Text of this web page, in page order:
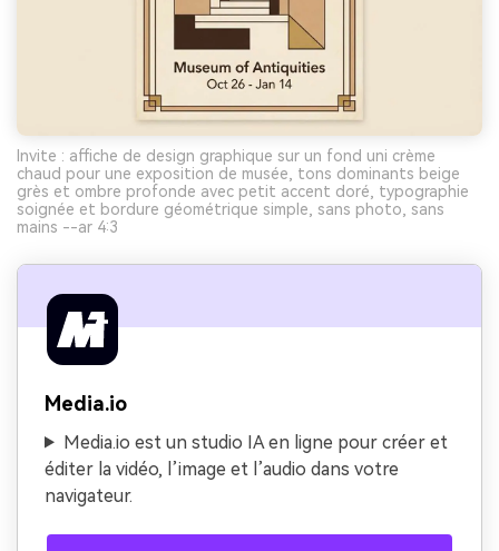
Invite : affiche de design graphique sur un fond uni crème
chaud pour une exposition de musée, tons dominants beige
grès et ombre profonde avec petit accent doré, typographie
soignée et bordure géométrique simple, sans photo, sans
mains --ar 4:3
Media.io
Media.io est un studio IA en ligne pour créer et
éditer la vidéo, l’image et l’audio dans votre
navigateur.